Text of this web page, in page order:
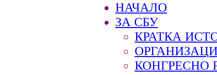
НАЧАЛО
ЗА СБУ
КРАТКА
КОНГРЕСНО